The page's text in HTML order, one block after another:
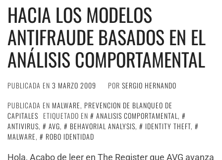
HACIA LOS MODELOS
ANTIFRAUDE BASADOS EN EL
ANÁLISIS COMPORTAMENTAL
PUBLICADA EN 3 MARZO 2009 POR SERGIO HERNANDO
PUBLICADA EN MALWARE, PREVENCION DE BLANQUEO DE
CAPITALES ETIQUETADO EN ANALISIS COMPORTAMENTAL,
ANTIVIRUS, AVG, BEHAVORIAL ANALYSIS, IDENTITY THEFT,
MALWARE,
ROBO IDENTIDAD
Hola, Acabo de leer en The Register que AVG avanza